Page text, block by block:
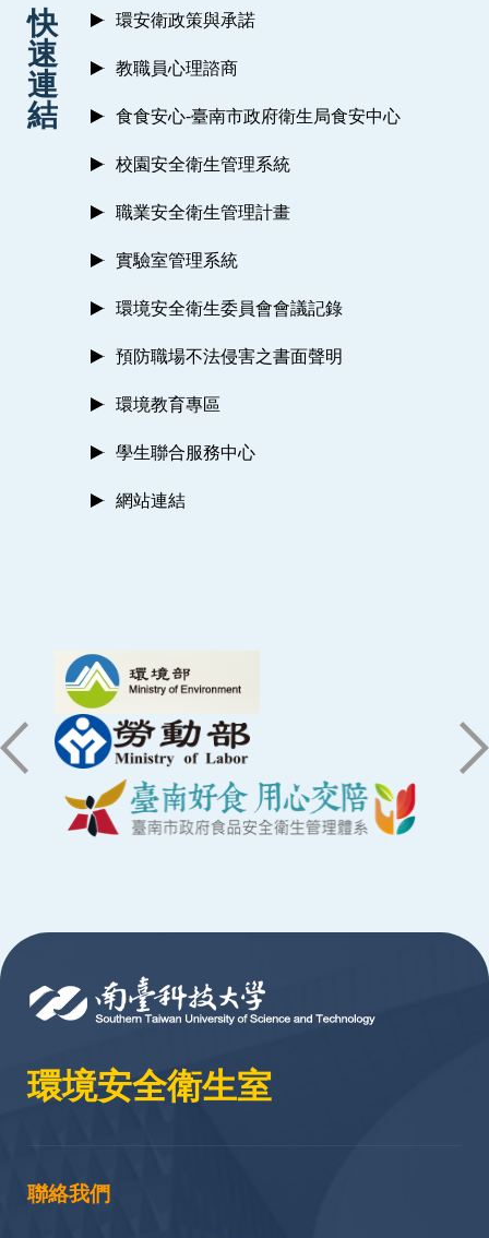
快
速
連
結
環安衛政策與承諾
教職員心理諮商
食食安心-臺南市政府衛生局食安中心
校園安全衛生管理系統
職業安全衛生管理計畫
實驗室管理系統
環境安全衛生委員會會議記錄
預防職場不法侵害之書面聲明
環境教育專區
學生聯合服務中心
網站連結
環境安全衛生室
聯絡我們